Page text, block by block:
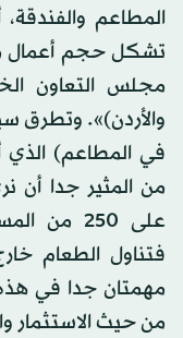
مجلس التعاون
والأردن)». وتطرق
في المطاعم) الذي
من المثير جدا أن
على 250
فتناول الطعام
مهمتان جدا في
من حيث الاستثمار